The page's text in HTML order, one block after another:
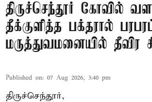
திருச்செந்தூர் கோவில்
தீக்குளித்த பக்தரால்
மருத்துவமனையில் தீவிர
Published on: 07 Aug 2026, 3:40 pm
திருச்செந்தூர்,